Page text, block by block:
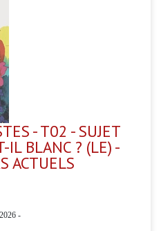
- T02 - SUJET
IL BLANC ? (LE) -
ACTUELS
-